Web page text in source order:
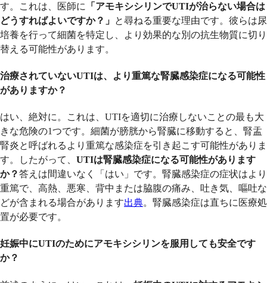
す。これは、医師に
「アモキシシリンでUTIが治らない場合は
どうすればよいですか？」 と尋ねる重要な理由です。彼らは尿
培養を行って細菌を特定し、より効果的な別の抗生物質に切り
替える可能性があります。
治療されていないUTIは、より重篤な腎臓感染症になる可能性
がありますか？
はい、絶対に。これは、UTIを適切に治療しないことの最も大
きな危険の1つです。細菌が膀胱から腎臓に移動すると、腎盂
腎炎と呼ばれるより重篤な感染症を引き起こす可能性がありま
す。したがって、 UTIは腎臓感染症になる可能性があります
か？答えは間違いなく「はい」です。腎臓感染症の症状はより
重篤で、高熱、悪寒、背中または脇腹の痛み、吐き気、嘔吐な
どが含まれる場合があります出典。腎臓感染症は直ちに医療処
置が必要です。
妊娠中にUTIのためにアモキシシリンを服用しても安全です
か？